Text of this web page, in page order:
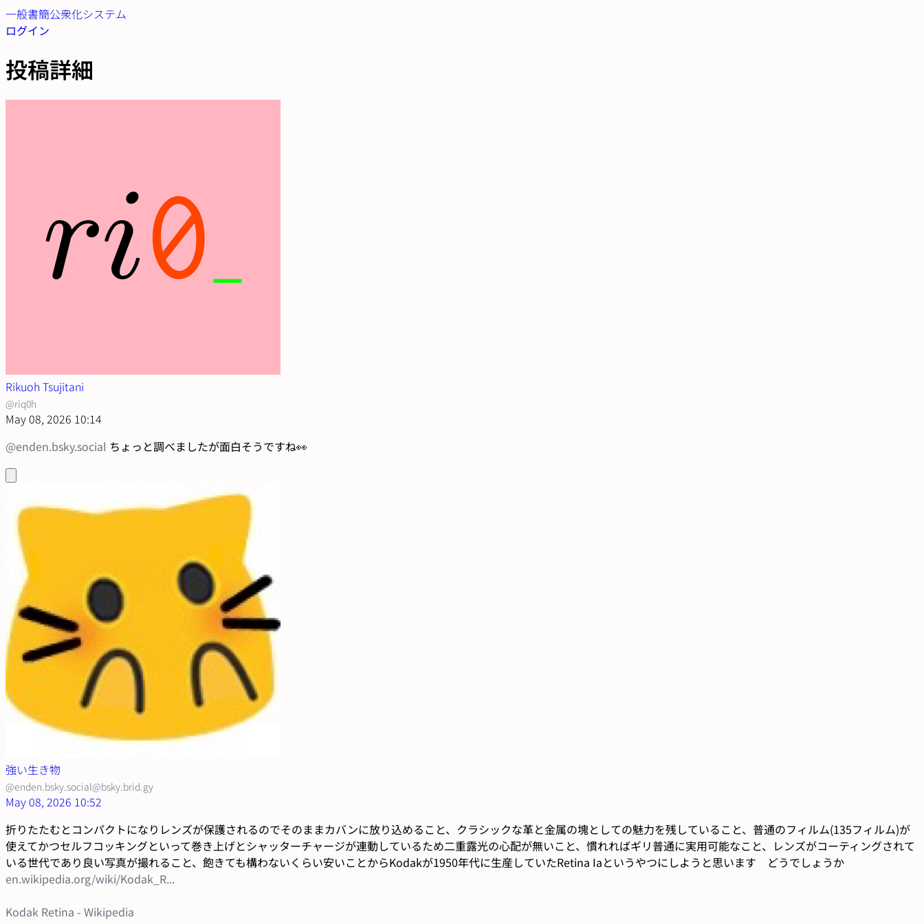
一般書簡公衆化システム
ログイン
投稿詳細
Rikuoh Tsujitani
@riq0h
May 08, 2026 10:14
@enden.bsky.social ちょっと調べましたが面白そうですね👀
強い生き物
@enden.bsky.social@bsky.brid.gy
May 08, 2026 10:52
折りたたむとコンパクトになりレンズが保護されるのでそのままカバンに放り込めること、クラシックな革と金属の塊としての魅力を残していること、普通のフィルム(135フィルム)が
使えてかつセルフコッキングといって巻き上げとシャッターチャージが連動しているため二重露光の心配が無いこと、慣れればギリ普通に実用可能なこと、レンズがコーティングされて
いる世代であり良い写真が撮れること、飽きても構わないくらい安いことからKodakが1950年代に生産していたRetina Iaというやつにしようと思います どうでしょうか
en.wikipedia.org/wiki/Kodak_R...
Kodak Retina - Wikipedia